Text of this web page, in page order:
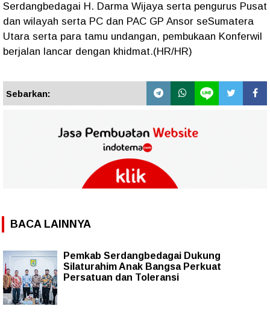
Serdangbedagai H. Darma Wijaya serta pengurus Pusat
dan wilayah serta PC dan PAC GP Ansor seSumatera
Utara serta para tamu undangan, pembukaan Konferwil
berjalan lancar dengan khidmat.(HR/HR)
Sebarkan:
BACA LAINNYA
Pemkab Serdangbedagai Dukung
Silaturahim Anak Bangsa Perkuat
Persatuan dan Toleransi